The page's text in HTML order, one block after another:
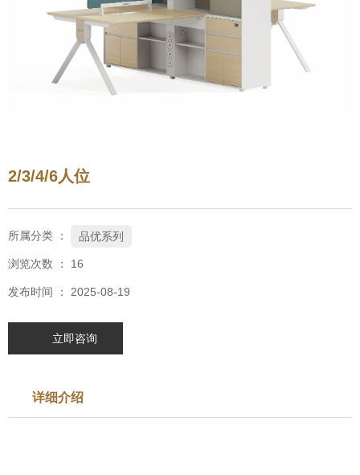
2/3/4/6人位
所属分类 ： 品优系列
浏览次数 ： 16
发布时间 ： 2025-08-19
立即咨询
详细介绍